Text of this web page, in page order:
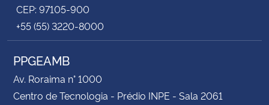
CEP: 97105-900
+55 (55) 3220-8000
PPGEAMB
Av. Roraima n° 1000
Centro de Tecnologia - Prédio INPE - Sala 2061